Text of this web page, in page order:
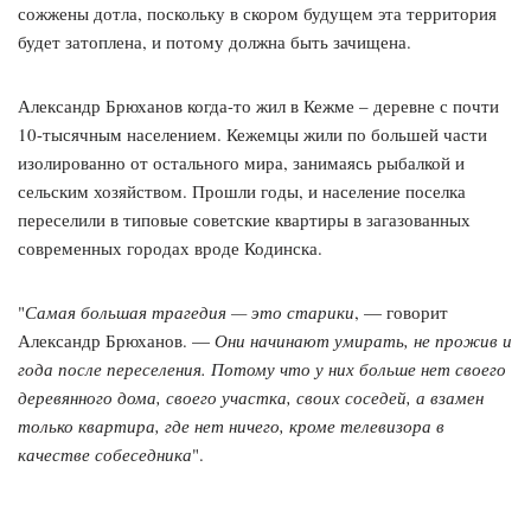
сожжены дотла, поскольку в скором будущем эта территория
будет затоплена, и потому должна быть зачищена.
Александр Брюханов когда-то жил в Кежме – деревне с почти
10-тысячным населением. Кежемцы жили по большей части
изолированно от остального мира, занимаясь рыбалкой и
сельским хозяйством. Прошли годы, и население поселка
переселили в типовые советские квартиры в загазованных
современных городах вроде Кодинска.
"Самая большая трагедия — это старики, — говорит
Александр Брюханов. — Они начинают умирать, не прожив и
года после переселения. Потому что у них больше нет своего
деревянного дома, своего участка, своих соседей, а взамен
только квартира, где нет ничего, кроме телевизора в
качестве собеседника".